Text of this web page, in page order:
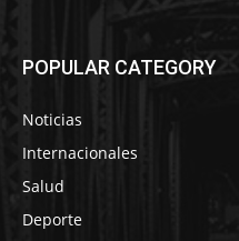
POPULAR CATEGORY
Noticias
Internacionales
Salud
Deporte